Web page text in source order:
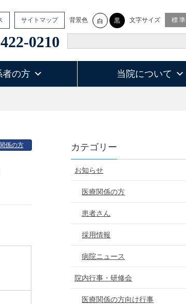
サイトマップ 背景色 白 黒 文字サイズ 標 準
0210
者の方 当院について
係の方 カテゴリー
お知らせ
医療関係の方
患者さん
採用情報
病院ニュース
院内行事・研修会
医療関係の方向け行事